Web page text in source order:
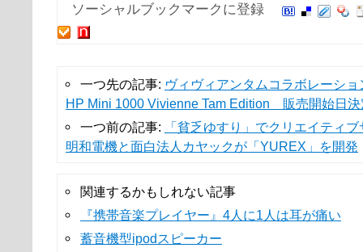
ソーシャルブックマークに登録
一つ先の記事: ヴィヴィアンタムコラボレーシ
HP Mini 1000 Vivienne Tam Edition 販売開始日決
一つ前の記事:
「貧乏ゆすり」でクリエイティ
明和電機と面白法人カヤックが「YUREX」を開発
関連するかもしれない記事
『携帯音楽プレイヤー』4人に1人は耳が痛い
蓄音機型ipodスピーカー